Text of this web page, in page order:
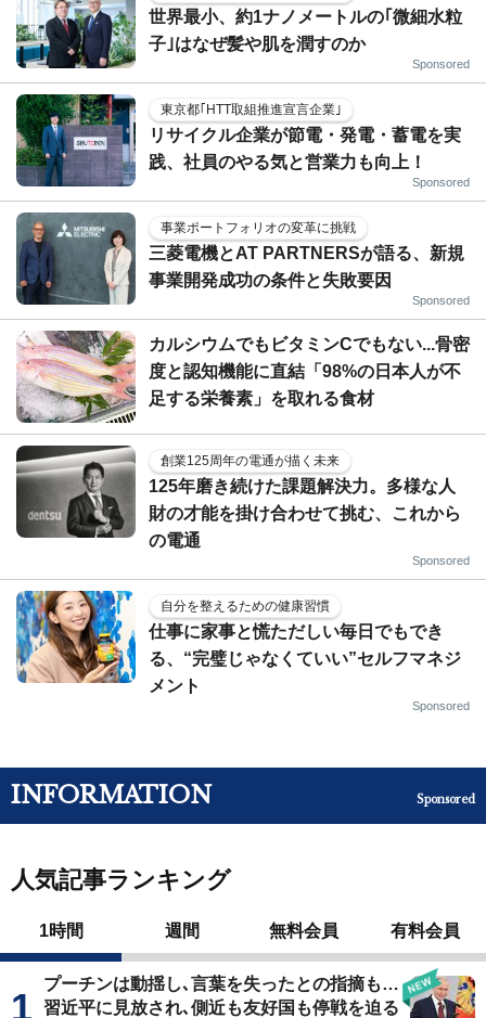
世界最小、約1ナノメートルの｢微細水粒
子｣はなぜ髪や肌を潤すのか
Sponsored
東京都｢HTT取組推進宣言企業｣
リサイクル企業が節電・発電・蓄電を実
践、社員のやる気と営業力も向上！
Sponsored
事業ポートフォリオの変革に挑戦
三菱電機とAT PARTNERSが語る、新規
事業開発成功の条件と失敗要因
Sponsored
カルシウムでもビタミンCでもない...骨密
度と認知機能に直結「98%の日本人が不
足する栄養素」を取れる食材
創業125周年の電通が描く未来
125年磨き続けた課題解決力。多様な人
財の才能を掛け合わせて挑む、これから
の電通
Sponsored
自分を整えるための健康習慣
仕事に家事と慌ただしい毎日でもでき
る、“完璧じゃなくていい”セルフマネジ
メント
Sponsored
INFORMATION Sponsored
人気記事ランキング
1時間 週間 無料会員 有料会員
プーチンは動揺し､言葉を失ったとの指摘も…
習近平に見放され､側近も友好国も停戦を迫る